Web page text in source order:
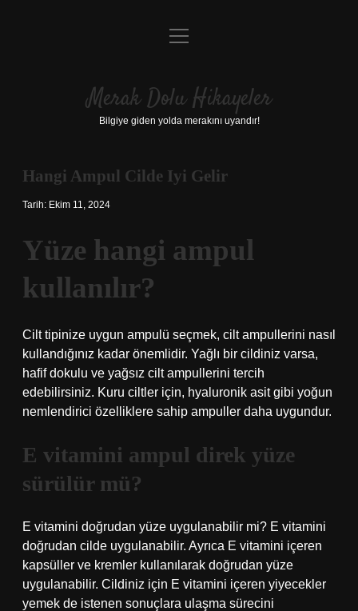
Anasayfa
Yasal Uyarı
menüyü
Merak Dolu Hikayeler
Bilgiye giden yolda merakını uyandır!
Hangi Ampul Cilde Iyi Gelir
Tarih: Ekim 11, 2024
Yüze hangi ampul
kullanılır?
Cilt tipinize uygun ampulü seçmek, cilt ampullerini nasıl
kullandığınız kadar önemlidir. Yağlı bir cildiniz varsa,
hafif dokulu ve yağsız cilt ampullerini tercih
edebilirsiniz. Kuru ciltler için, hyaluronik asit gibi yoğun
nemlendirici özelliklere sahip ampuller daha uygundur.
E vitamini ampul direk yüze
sürülür mü?
E vitamini doğrudan yüze uygulanabilir mi? E vitamini
doğrudan cilde uygulanabilir. Ayrıca E vitamini içeren
kapsüller ve kremler kullanılarak doğrudan yüze
uygulanabilir. Cildiniz için E vitamini içeren yiyecekler
yemek de istenen sonuçlara ulaşma sürecini